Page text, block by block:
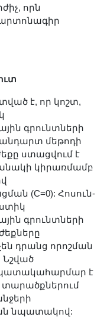
որն
է, որ կոշտ,
գրունտների
մեթոդի
ստացվում է
կիրառմամբ
(C=0): Հոսուն-
գրունտների
դրանց որոշման
Նշված
է
տարածքներում
նպատակով: